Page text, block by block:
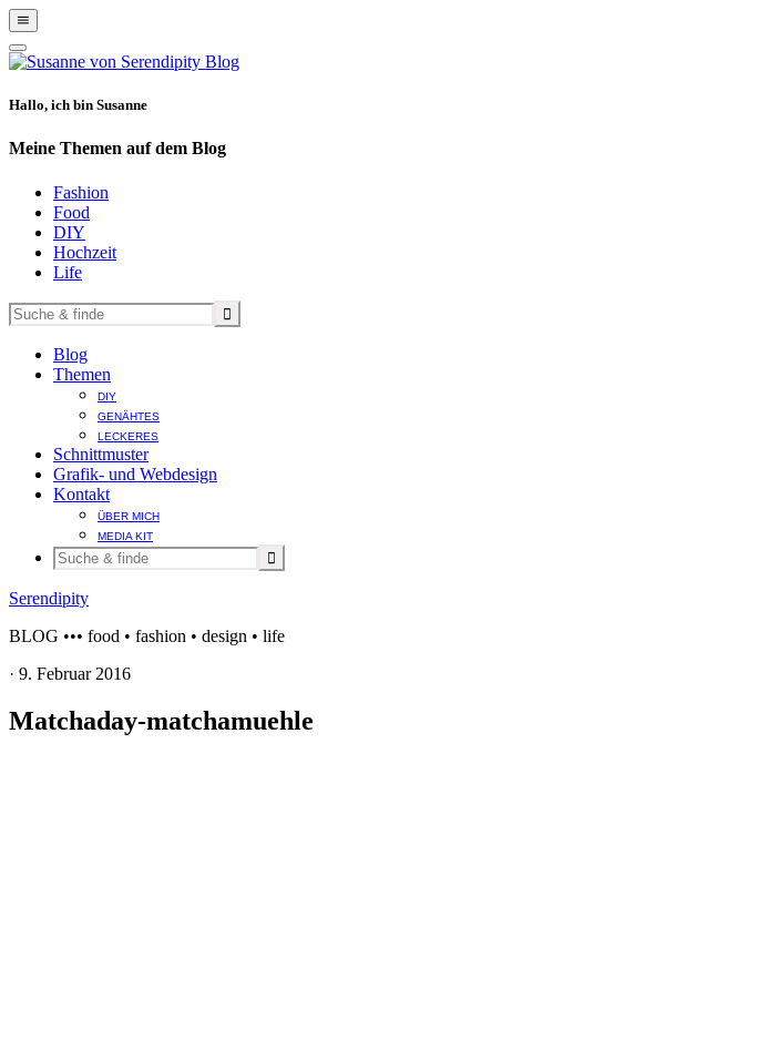
Show
Offscreen
Content
Hide
Offscreen
Hallo, ich bin Susanne
Meine Themen auf dem Blog
Fashion
Food
DIY
Hochzeit
Life
Blog
Themen
DIY
GENÄHTES
LECKERES
Schnittmuster
Grafik- und Webdesign
Kontakt
ÜBER MICH
MEDIA KIT
Serendipity
BLOG ••• food • fashion • design • life
· 9. Februar 2016
Matchaday-matchamuehle